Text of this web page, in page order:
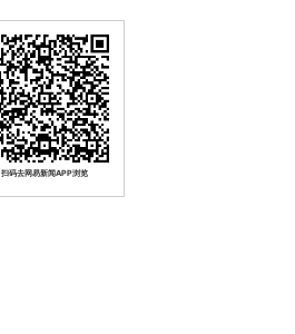
扫码去网易新闻APP浏览